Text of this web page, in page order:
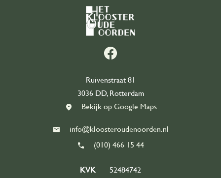
Activiteiten
Overzicht
Kalender
Zalen
De Bijkeuken
Over ons
Organisatie
Ruivenstraat 81
3036 DD, Rotterdam
Bekijk op Google Maps
info@kloosteroudenoorden.nl
(010) 466 15 44
KVK
52484742